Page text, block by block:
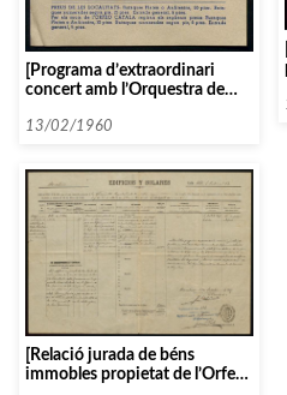
[Programa d’extraordinari
concert amb l’Orquestra de
13/02/1960
[Relació jurada de béns
immobles propietat de l’Orfeó